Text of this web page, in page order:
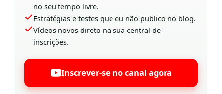
no seu tempo livre.
Estratégias e testes que eu não publico no blog.
Vídeos novos direto na sua central de
inscrições.
Inscrever-se no canal agora